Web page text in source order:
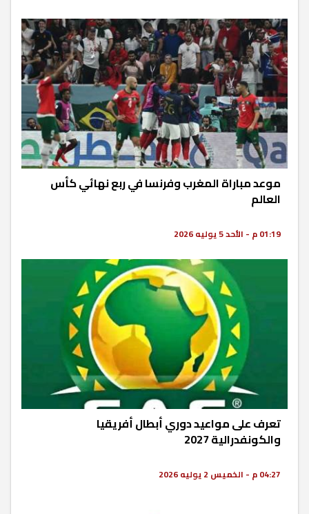
موعد مباراة المغرب وفرنسا في ربع نهائي كأس
العالم
01:19 م - الأحد 5 يوليه 2026
تعرف على مواعيد دوري أبطال أفريقيا
والكونفدرالية 2027
04:27 م - الخميس 2 يوليه 2026